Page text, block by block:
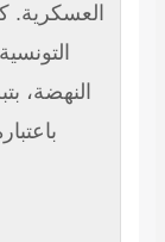
كما اتهم
التونسية
النهضة، بتبرير
باعتباره